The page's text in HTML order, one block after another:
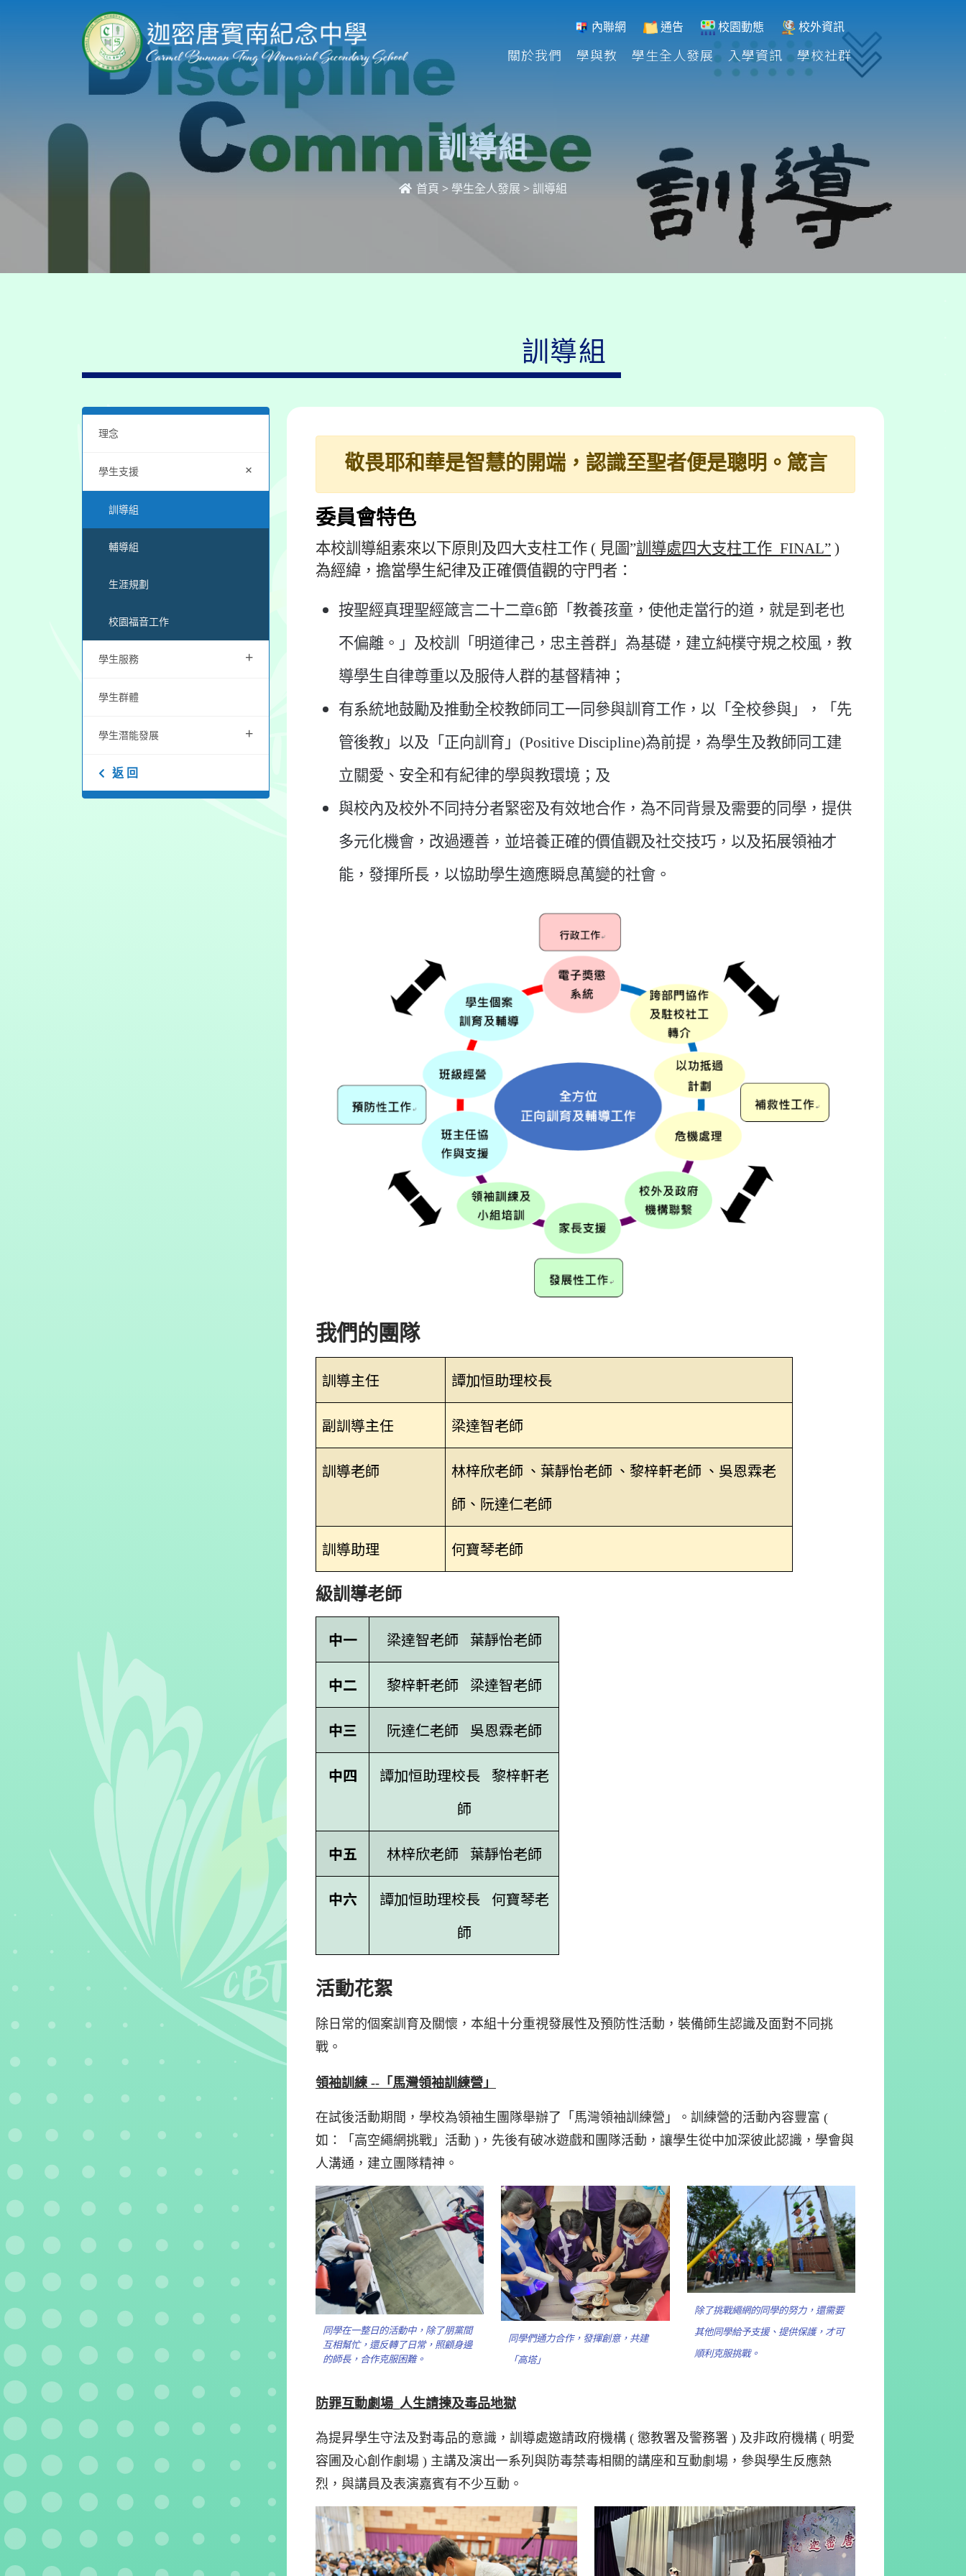
內聯網 通告 校園動態 校外資訊
關於我們 學與教 學生全人發展 入學資訊 學校社群
訓導組
首頁 > 學生全人發展>訓導組
訓導組
理念
學生支援 +
訓導組
輔導組
生涯規劃
校園福音工作
學生服務 +
學生群體
學生潛能發展 +
返 回
敬畏耶和華是智慧的開端，認識至聖者便是聰明。箴言
委員會特色
本校訓導組素來以下原則及四大支柱工作 ( 見圖”訓導處四大支柱工作 _FINAL” )
為經緯，擔當學生紀律及正確價值觀的守門者：
按聖經真理聖經箴言二十二章6節「教養孩童，使他走當行的道，就是到老也
不偏離。」及校訓「明道律己，忠主善群」為基礎，建立純樸守規之校風，教
導學生自律尊重以及服侍人群的基督精神；
有系統地鼓勵及推動全校教師同工一同參與訓育工作，以「全校參與」，「先
管後教」以及「正向訓育」(Positive Discipline)為前提，為學生及教師同工建
立關愛、安全和有紀律的學與教環境；及
與校內及校外不同持分者緊密及有效地合作，為不同背景及需要的同學，提供
多元化機會，改過遷善，並培養正確的價值觀及社交技巧，以及拓展領袖才
能，發揮所長，以協助學生適應瞬息萬變的社會。
我們的團隊
訓導主任 譚加恒助理校長
副訓導主任 梁達智老師
訓導老師
林梓欣老師 、葉靜怡老師 、黎梓軒老師 、吳恩霖老
師、阮達仁老師
訓導助理 何寶琴老師
級訓導老師
中一 梁達智老師 葉靜怡老師
中二 黎梓軒老師 梁達智老師
中三 阮達仁老師 吳恩霖老師
中四 譚加恒助理校長
黎梓軒老
師
中五 林梓欣老師 葉靜怡老師
中六 譚加恒助理校長
何寶琴老
師
活動花絮
除日常的個案訓育及關懷，本組十分重視發展性及預防性活動，裝備師生認識及面對不同挑
戰。
領袖訓練 -- 「馬灣領袖訓練營」
在試後活動期間，學校為領袖生團隊舉辦了「馬灣領袖訓練營」。訓練營的活動內容豐富 (
如：「高空繩網挑戰」活動 )，先後有破冰遊戲和團隊活動，讓學生從中加深彼此認識，學會與
人溝通，建立團隊精神。
同學在一整日的活動中，除了朋黨間
互相幫忙，還反轉了日常，照顧身邊
的師長，合作克服困難。
同學們通力合作，發揮創意，共建
「高塔」
除了挑戰繩網的同學的努力，還需要
其他同學給予支援、提供保護，才可
順利克服挑戰。
防罪互動劇場 人生請揀及毒品地獄
為提昇學生守法及對毒品的意識，訓導處邀請政府機構 ( 懲教署及警務署 ) 及非政府機構 ( 明愛
容圃及心創作劇場 ) 主講及演出一系列與防毒禁毒相關的講座和互動劇場，參與學生反應熱
烈，與講員及表演嘉賓有不少互動。